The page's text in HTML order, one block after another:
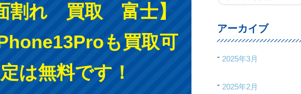
割れ 買取 富士】
も買取可
は無料です！
アーカイブ
2025年3月
2025年2月